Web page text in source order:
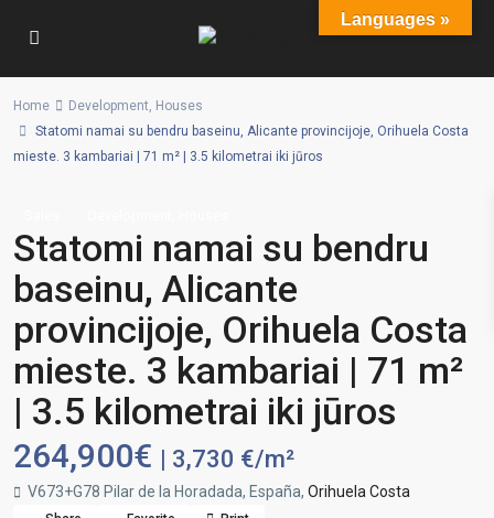
Home Development, Houses
Statomi namai su bendru baseinu, Alicante provincijoje, Orihuela Costa
mieste. 3 kambariai | 71 m² | 3.5 kilometrai iki jūros
Statomi namai su bendru
baseinu, Alicante
provincijoje, Orihuela Costa
mieste. 3 kambariai | 71 m²
| 3.5 kilometrai iki jūros
264,900€ | 3,730 €/m²
V673+G78 Pilar de la Horadada, España, Orihuela Costa
Languages »